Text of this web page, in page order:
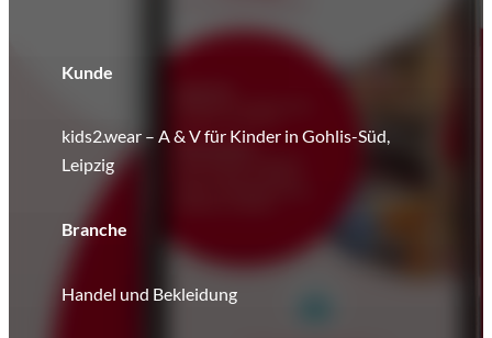
Kunde
kids2.wear – A & V für Kinder in Gohlis-Süd,
Leipzig
Branche
Handel und Bekleidung